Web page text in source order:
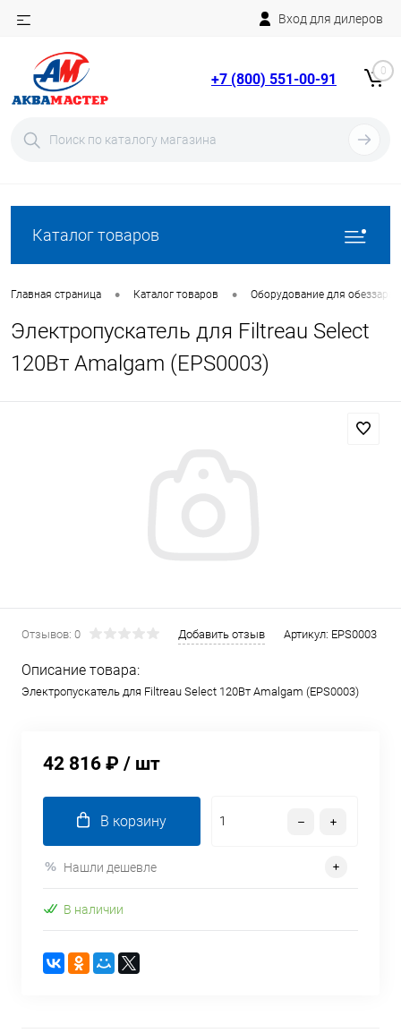
Вход для дилеров
+7 (800) 551-00-91 0
Каталог товаров
Главная страница • Каталог товаров • Оборудование для
Электропускатель для Filtreau Select
120Вт Amalgam (EPS0003)
Отзывов: 0 Добавить отзыв Артикул: EPS0003
Описание товара:
Электропускатель для Filtreau Select 120Вт Amalgam (EPS0003)
42 816 ₽ / шт
В корзину
Нашли дешевле
В наличии